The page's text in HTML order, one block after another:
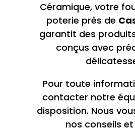
Céramique, votre
poterie près de
garantit des
conçus avec
Pour toute
contacter notre
disposition. Nous
nos conseils